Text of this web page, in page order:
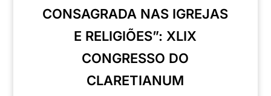
CONSAGRADA NAS IGREJAS
E RELIGIÕES”: XLIX
CONGRESSO DO
CLARETIANUM